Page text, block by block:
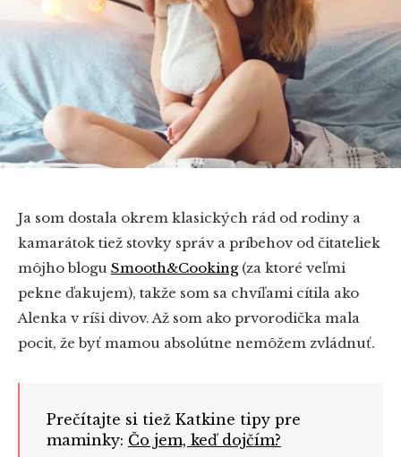
Ja som dostala okrem klasických rád od rodiny a
kamarátok tiež stovky správ a príbehov od čitateliek
môjho blogu Smooth&Cooking(za ktoré veľmi
pekne ďakujem), takže som sa chvíľami cítila ako
Alenka v ríši divov. Až som ako prvorodička mala
pocit, že byť mamou absolútne nemôžem zvládnuť.
Prečítajte si tiež Katkine tipy pre
maminky: Čo jem, keď dojčím?